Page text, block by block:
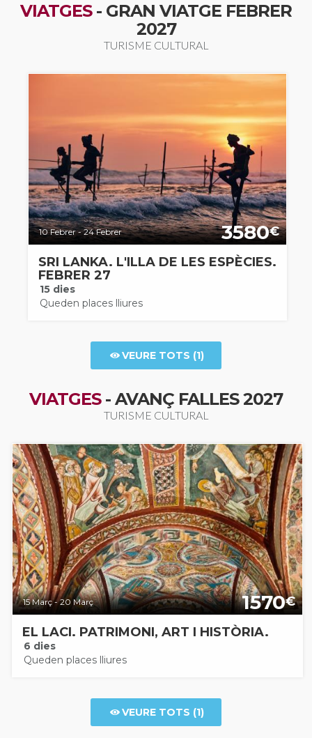
VIATGES- GRAN VIATGE FEBRER
2027
TURISME CULTURAL
10 Febrer - 24 Febrer 3580€
SRI LANKA. L'ILLA DE LES ESPÈCIES.
FEBRER 27
15 dies
Queden places lliures
VEURE TOTS (1)
VIATGES- AVANÇ FALLES 2027
TURISME CULTURAL
15 Març - 20 Març 1570€
EL LACI. PATRIMONI, ART I HISTÒRIA.
6 dies
Queden places lliures
VEURE TOTS (1)